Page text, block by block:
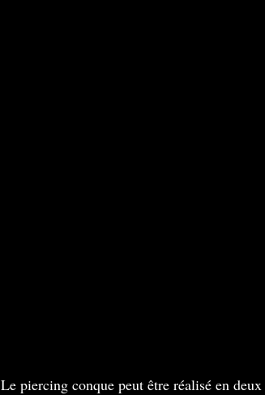
Le piercing conque peut être réalisé en